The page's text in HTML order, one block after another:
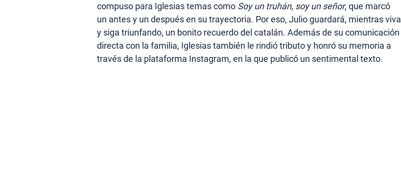
compuso para Iglesias temas como Soy un truhán, soy un señor, que marcó
un antes y un después en su trayectoria. Por eso, Julio guardará, mientras viva
y siga triunfando, un bonito recuerdo del catalán. Además de su comunicación
directa con la familia, Iglesias también le rindió tributo y honró su memoria a
través de la plataforma Instagram, en la que publicó un sentimental texto.